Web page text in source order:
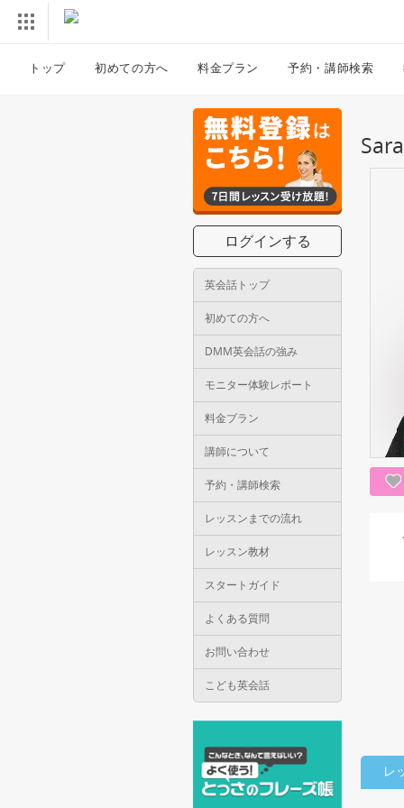
トップ 初めての方へ 料金プラン 予約・講師検索
ログインする
英会話トップ
初めての方へ
DMM英会話の強み
モニター体験レポート
料金プラン
講師について
予約・講師検索
レッスンまでの流れ
レッスン教材
スタートガイド
よくある質問
お問い合わせ
こども英会話
レ